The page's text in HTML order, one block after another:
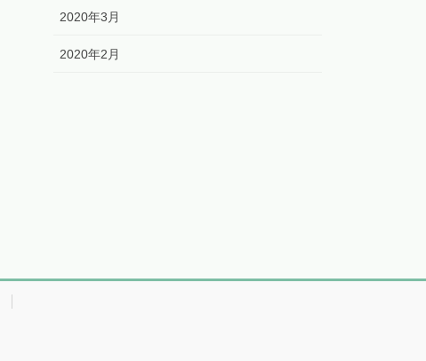
2020年3月
2020年2月